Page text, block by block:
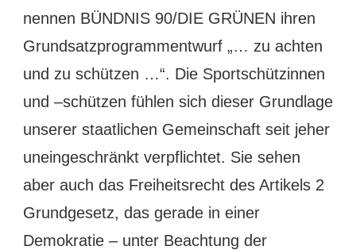
nennen BÜNDNIS 90/DIE GRÜNEN ihren
Grundsatzprogrammentwurf „… zu achten
und zu schützen …“. Die Sportschützinnen
und –schützen fühlen sich dieser Grundlage
unserer staatlichen Gemeinschaft seit jeher
uneingeschränkt verpflichtet. Sie sehen
aber auch das Freiheitsrecht des Artikels 2
Grundgesetz, das gerade in einer
Demokratie – unter Beachtung der